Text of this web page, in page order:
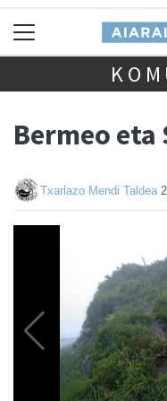
Bermeo
Txarlazo Mendi Taldea